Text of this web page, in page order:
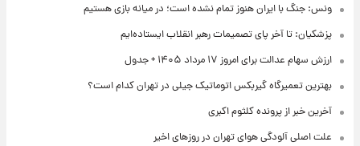
ونس: جنگ با ایران هنوز تمام نشده است؛ در میانه بازی هستیم
پزشکیان: تا آخر پای تصمیمات رهبر انقلاب ایستاده‌ایم
ارزش سهام عدالت برای امروز ۱۷ مرداد ۱۴۰۵ + جدول
بهترین تعمیرگاه گیربکس اتوماتیک جیلی در تهران کدام است؟
آخرین خبر از پرونده کلثوم اکبری
علت اصلی آلودگی هوای تهران در روزهای اخیر